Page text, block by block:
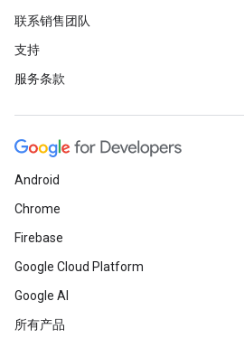
联系销售团队
支持
服务条款
Android
Chrome
Firebase
Google Cloud Platform
Google AI
所有产品